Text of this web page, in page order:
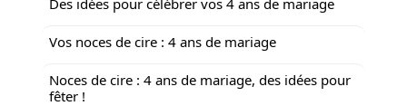
Vos noces de cire : 4 ans de mariage
Noces de cire : 4 ans de mariage, des idées pour
fêter !